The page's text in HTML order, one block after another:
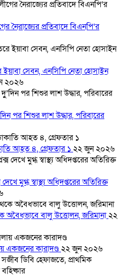
নৈরাজ্যের প্রতিবাদে বিএনপি’র
সেবন, এনসিপি নেতা হোসাইন
২০২৬
পর শিশুর লাশ উদ্ধার, পরিবারের
আহত ৪, গ্রেফতার ১ ২২ জুন ২০২৬
মুগ্ধ স্বাস্থ্য অধিদপ্তরের অতিরিক্ত
অবৈধভাবে বালু উত্তোলন, জরিমানা২২
একজনের কারাদণ্ড২২ জুন ২০২৬